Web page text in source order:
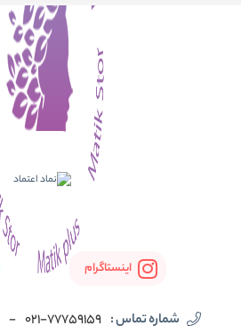
اینستاگرام
شماره تماس : 021-77759159
-